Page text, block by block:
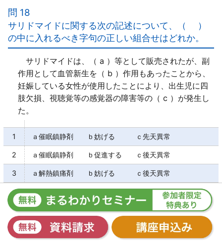
ｂ×
一般用医薬品も原因となった。
ｃ×
医薬品副作用被害救済制度は、「サリドマイド訴訟、
スモン訴訟」を契機として創設された。
ｄ○
問 18
サリドマイドに関する次の記述について、（ ）
の中に入れるべき字句の正しい組合せはどれか。
サリドマイドは、（ a ）等として販売されたが、副
作用として血管新生を（ b ）作用もあったことから、
妊娠している女性が使用したことにより、出生児に四
肢欠損、視聴覚等の感覚器の障害等の（ c ）が発生し
た。
1 ａ催眠鎮静剤 ｂ妨げる ｃ先天異常
2 ａ催眠鎮静剤 ｂ促進する ｃ後天異常
3 ａ解熱鎮痛剤 ｂ妨げる ｃ後天異常
4 ａ解熱鎮痛剤 ｂ促進する ｃ先天異常
【正解１】